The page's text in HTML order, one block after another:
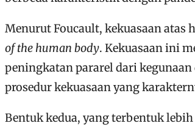
Menurut Foucault, kekuasaan atas
of the human body. Kekuasaan ini
peningkatan pararel dari
prosedur kekuasaan yang
Bentuk kedua, yang terbentuk